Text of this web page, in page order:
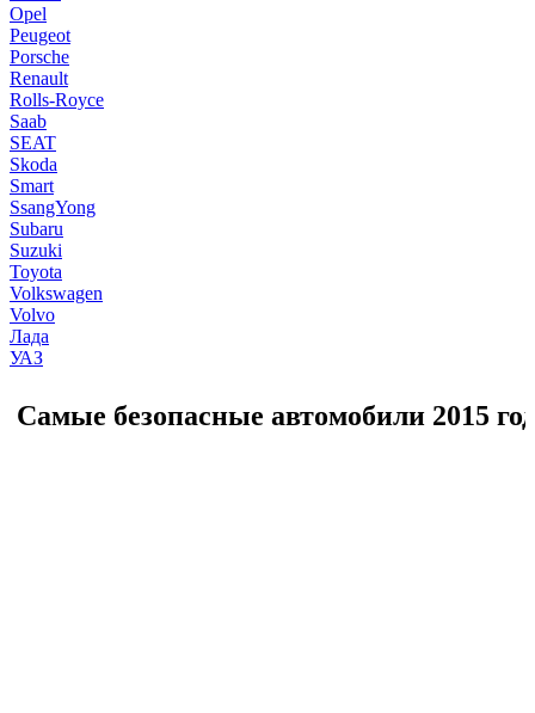
Opel
Peugeot
Porsche
Renault
Rolls-Royce
Saab
SEAT
Skoda
Smart
SsangYong
Subaru
Suzuki
Toyota
Volkswagen
Volvo
Лада
УАЗ
Cамые безопасные автомобили 2015